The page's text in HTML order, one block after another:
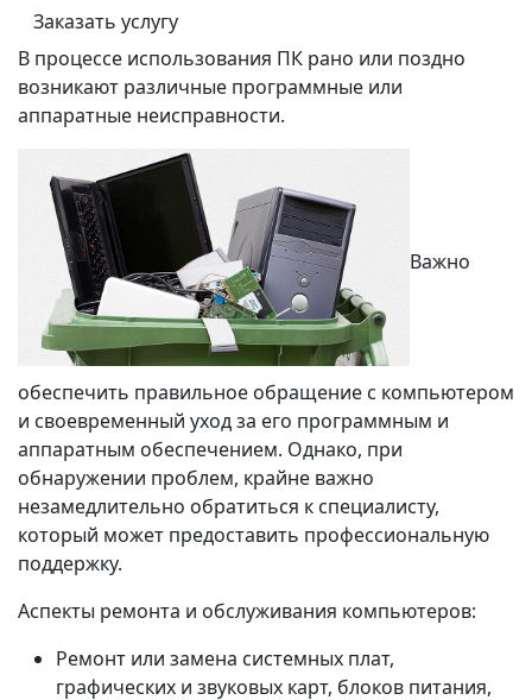
Заказать услугу
В процессе использования ПК рано или поздно
возникают различные программные или
аппаратные неисправности.
Важно
обеспечить правильное обращение с компьютером
и своевременный уход за его программным и
аппаратным обеспечением. Однако, при
обнаружении проблем, крайне важно
незамедлительно обратиться к специалисту,
который может предоставить профессиональную
поддержку.
Аспекты ремонта и обслуживания компьютеров:
Ремонт или замена системных плат,
графических и звуковых карт, блоков питания,